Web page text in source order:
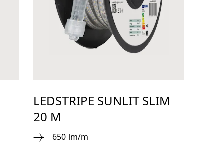
LEDSTRIPE SUNLIT SLIM
20 M
650 lm/m